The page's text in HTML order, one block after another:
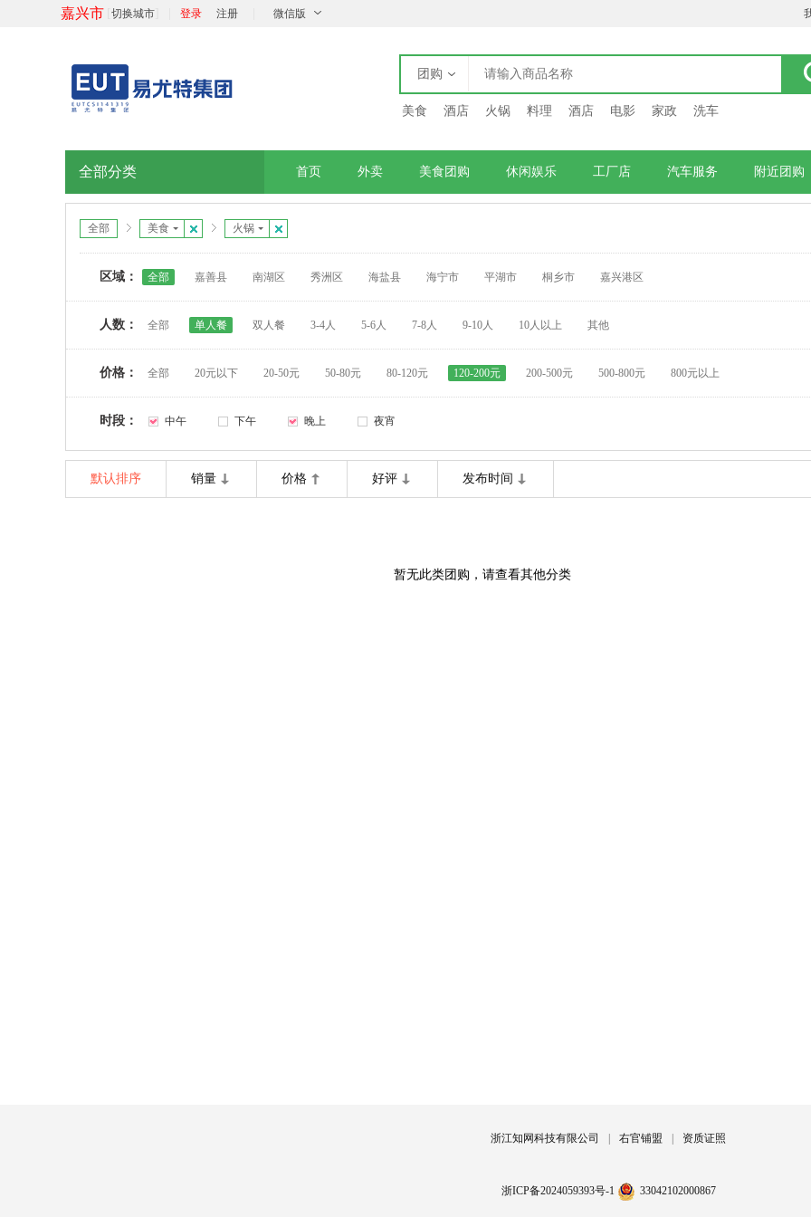
嘉兴市 切换城市 登录 注册 微信版
团购
美食 酒店 火锅 料理 酒店 电影 家政 洗车
全部分类 首页 外卖 美食团购 休闲娱乐 工厂店 汽车服务 附近团购
全部 美食 火锅
区域： 全部 嘉善县 南湖区 秀洲区 海盐县 海宁市 平湖市 桐乡市 嘉兴港区
人数： 全部 单人餐 双人餐 3-4人 5-6人 7-8人 9-10人 10人以上 其他
价格： 全部 20元以下 20-50元 50-80元 80-120元 120-200元 200-500元 500-800元 800元以上
时段： 中午 下午 晚上 夜宵
默认排序 销量 价格 好评 发布时间
暂无此类团购，请查看其他分类
浙江知网科技有限公司 右官铺盟 资质证照
浙ICP备2024059393号-1 33042102000867